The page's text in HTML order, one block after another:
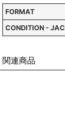
FORMAT
CONDITION -
関連商品